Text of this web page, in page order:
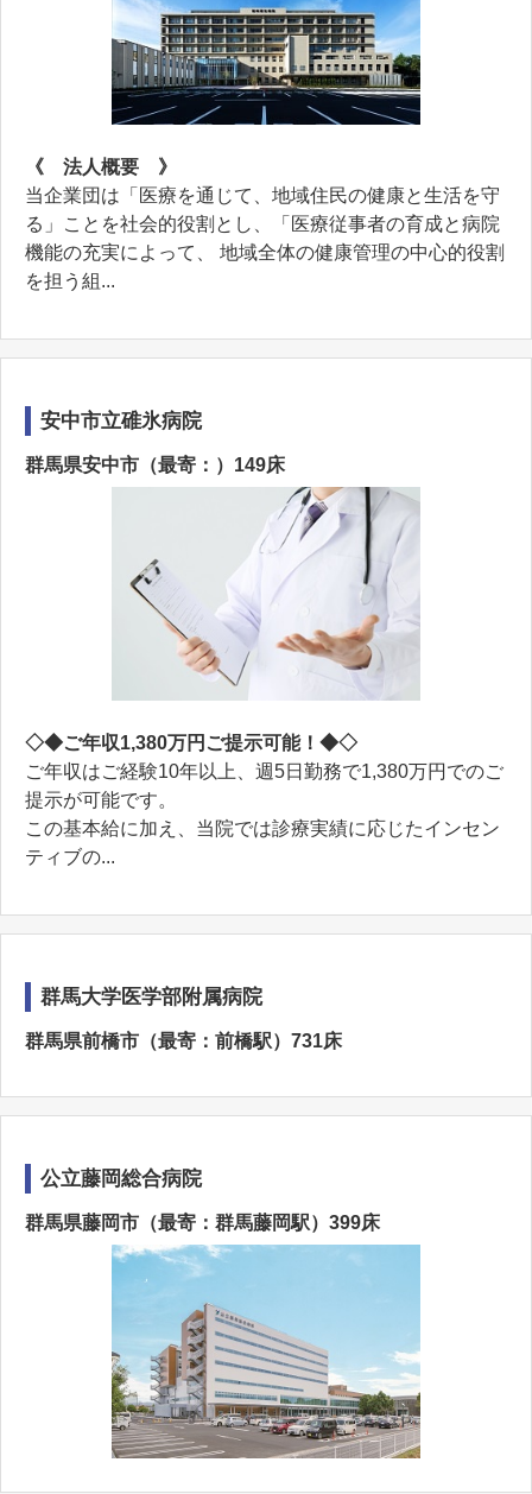
《 法人概要 》
当企業団は「医療を通じて、地域住民の健康と生活を守
る」ことを社会的役割とし、「医療従事者の育成と病院
機能の充実によって、 地域全体の健康管理の中心的役割
を担う組...
安中市立碓氷病院
群馬県安中市（最寄：）149床
◇◆ご年収1,380万円ご提示可能！◆◇
ご年収はご経験10年以上、週5日勤務で1,380万円でのご
提示が可能です。
この基本給に加え、当院では診療実績に応じたインセン
ティブの...
群馬大学医学部附属病院
群馬県前橋市（最寄：前橋駅）731床
公立藤岡総合病院
群馬県藤岡市（最寄：群馬藤岡駅）399床